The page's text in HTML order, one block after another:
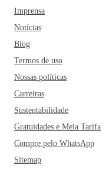
Imprensa
Notícias
Blog
Termos de uso
Nossas políticas
Carreiras
Sustentabilidade
Gratuidades e Meia Tarifa
Compre pelo WhatsApp
Sitemap